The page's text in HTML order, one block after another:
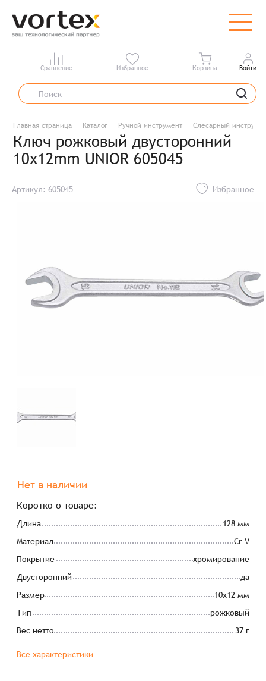
Сравнение Избранное Корзина Войти
Главная страница Каталог Ручной инструмент Слесарный
Ключ рожковый двусторонний
10х12mm UNIOR 605045
Артикул: 605045 Избранное
Нет в наличии
Коротко о товаре:
Длина
128 мм
Материал
Cr-V
Покрытие
хромирование
Двусторонний
да
Размер
10х12 мм
Тип
рожковый
Вес нетто
37 г
Все характеристики